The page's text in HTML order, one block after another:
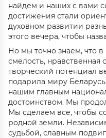
найдем и наших с вами
достижения стали
духовном развитии
этого вечера, чтобы
Но мы точно знаем, что
смелость, нравственная
творческий потенциал
подарила миру
нашим главным
достоинством. Мы
Мы сделаем все, чтобы
родной земли.
судьбой, славным